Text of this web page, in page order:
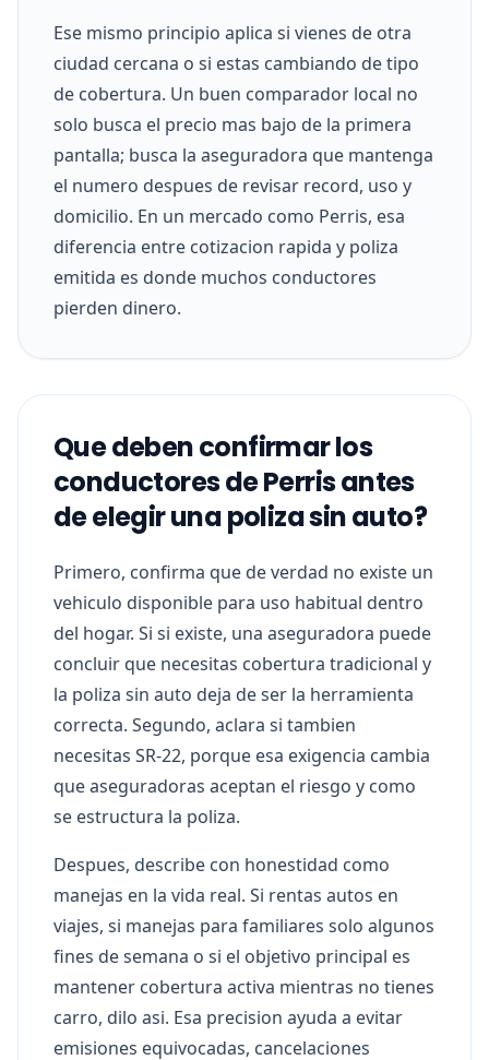
Ese mismo principio aplica si vienes de otra
ciudad cercana o si estas cambiando de tipo
de cobertura. Un buen comparador local no
solo busca el precio mas bajo de la primera
pantalla; busca la aseguradora que mantenga
el numero despues de revisar record, uso y
domicilio. En un mercado como Perris, esa
diferencia entre cotizacion rapida y poliza
emitida es donde muchos conductores
pierden dinero.
Que deben confirmar los
conductores de Perris antes
de elegir una poliza sin auto?
Primero, confirma que de verdad no existe un
vehiculo disponible para uso habitual dentro
del hogar. Si si existe, una aseguradora puede
concluir que necesitas cobertura tradicional y
la poliza sin auto deja de ser la herramienta
correcta. Segundo, aclara si tambien
necesitas SR-22, porque esa exigencia cambia
que aseguradoras aceptan el riesgo y como
se estructura la poliza.
Despues, describe con honestidad como
manejas en la vida real. Si rentas autos en
viajes, si manejas para familiares solo algunos
fines de semana o si el objetivo principal es
mantener cobertura activa mientras no tienes
carro, dilo asi. Esa precision ayuda a evitar
emisiones equivocadas, cancelaciones